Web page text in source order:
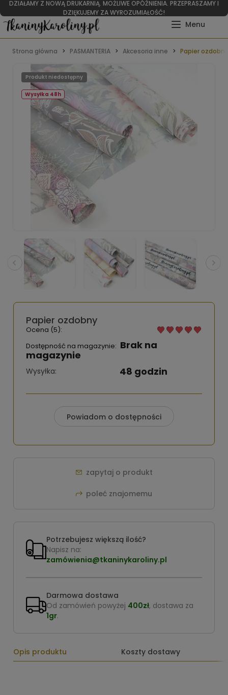
DZIAŁAMY Z NOWĄ DRUKARNIĄ. MOŻLIWE OPÓŹNIENIA. PRZEPRASZAMY I
DZIĘKUJEMY ZA WYROZUMIAŁOŚĆ!
Strona główna PASMANTERIA Akcesoria inne Papier ozdobny
Wysyłka 48h
Produkt niedostępny
Papier ozdobny
Ocena (5):
Dostępność na magazynie: Brak na
magazynie
Wysyłka: 48 godzin
Powiadom o dostępności
zapytaj o produkt
poleć znajomemu
Potrzebujesz większą ilość?
Napisz na:
zamówienia@tkaninykaroliny.pl
Darmowa dostawa
Od zamówień powyżej 400zł, dostawa za
1gr.
Opis produktu Koszty dostawy